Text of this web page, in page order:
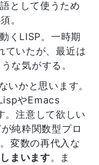
として使うため
。
くLISP。一時期
ていたが、最近は
な気がする。
いかと思います。
やEmacs
注意して欲しい
純粋関数型プロ
変数の再代入な
まいます。ま